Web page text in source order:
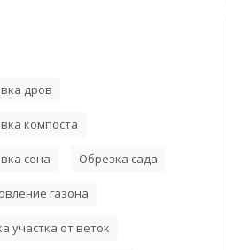
дров
компоста
сена Обрезка сада
газона
участка от веток